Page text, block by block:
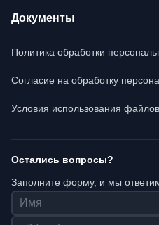
Документы
Политика обработки
Согласие на обработку
Условия использования
Остались вопросы?
Заполните форму, и мы
Имя